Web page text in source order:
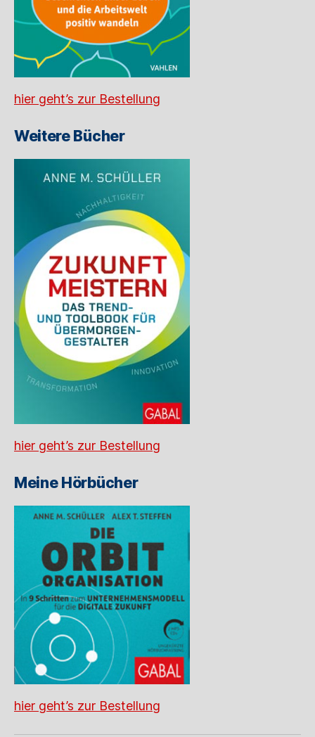
hier geht’s zur Bestellung
Weitere Bücher
hier geht’s zur Bestellung
Meine Hörbücher
hier geht’s zur Bestellung